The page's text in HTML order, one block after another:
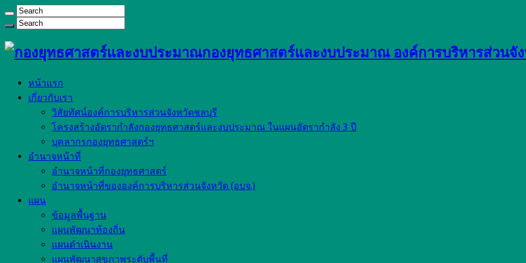
กองยุทธศาสตร์และงบประมาณ องค์การบริหารส่วนจั
หน้าแรก
เกี่ยวกับเรา
วิสัยทัศน์องค์การบริหารส่วนจังหวัดชลบุรี
โครงสร้างอัตรากำลังกองยุทธศาสตร์และงบประมาณ ในแผนอัตรากำลัง 3 ปี
บุคลากรกองยุทธศาสตร์ฯ
อำนาจหน้าที่
อำนาจหน้าที่กองยุทธศาสตร์
อำนาจหน้าที่ขององค์การบริหารส่วนจังหวัด (อบจ.)
แผน
ข้อมูลพื้นฐาน
เเผนพัฒนาท้องถิ่น
เเผนดำเนินงาน
แผนพัฒนาสุขภาพระดับพื้นที่